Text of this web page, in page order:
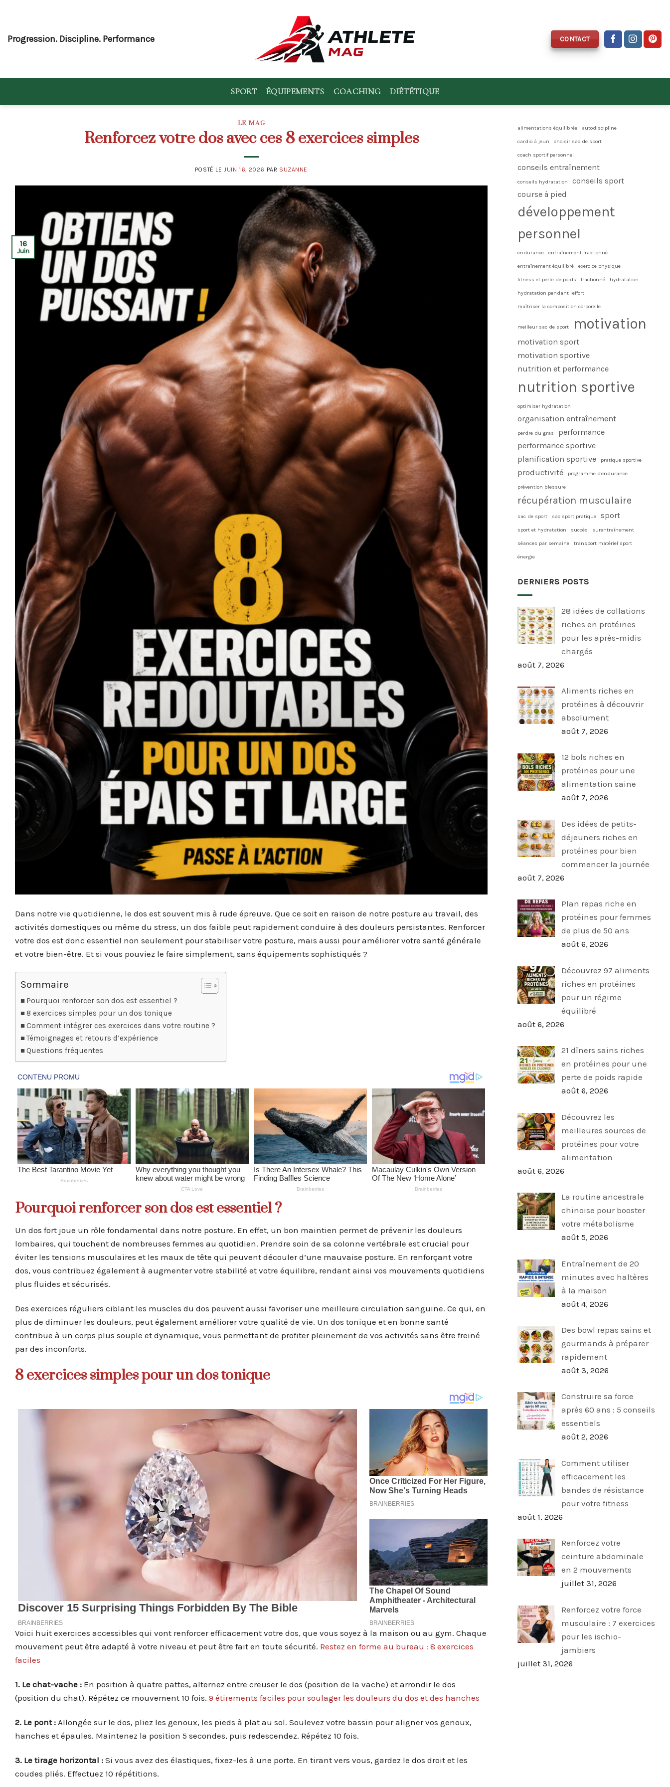
content
Progression. Discipline. Performance CONTACT
SPORT ÉQUIPEMENTS COACHING DIÉTÉTIQUE
LE MAG
Renforcez votre dos avec ces 8 exercices simples
POSTÉ LEJUIN 16, 2026 PAR SUZANNE
16
Juin
Dans notre vie quotidienne, le dos est souvent mis à rude épreuve. Que ce soit en raison de notre posture au travail, des
activités domestiques ou même du stress, un dos faible peut rapidement conduire à des douleurs persistantes. Renforcer
votre dos est donc essentiel non seulement pour stabiliser votre posture, mais aussi pour améliorer votre santé générale
et votre bien-être. Et si vous pouviez le faire simplement, sans équipements sophistiqués ?
Sommaire
Pourquoi renforcer son dos est essentiel ?
8 exercices simples pour un dos tonique
Comment intégrer ces exercices dans votre routine ?
Témoignages et retours d’expérience
Questions fréquentes
Pourquoi renforcer son dos est essentiel ?
Un dos fort joue un rôle fondamental dans notre posture. En effet, un bon maintien permet de prévenir les douleurs
lombaires, qui touchent de nombreuses femmes au quotidien. Prendre soin de sa colonne vertébrale est crucial pour
éviter les tensions musculaires et les maux de tête qui peuvent découler d’une mauvaise posture. En renforçant votre
dos, vous contribuez également à augmenter votre stabilité et votre équilibre, rendant ainsi vos mouvements quotidiens
plus fluides et sécurisés.
Des exercices réguliers ciblant les muscles du dos peuvent aussi favoriser une meilleure circulation sanguine. Ce qui, en
plus de diminuer les douleurs, peut également améliorer votre qualité de vie. Un dos tonique et en bonne santé
contribue à un corps plus souple et dynamique, vous permettant de profiter pleinement de vos activités sans être freiné
par des inconforts.
8 exercices simples pour un dos tonique
Voici huit exercices accessibles qui vont renforcer efficacement votre dos, que vous soyez à la maison ou au gym. Chaque
mouvement peut être adapté à votre niveau et peut être fait en toute sécurité. Restez en forme au bureau : 8 exercices
faciles
1. Le chat-vache : En position à quatre pattes, alternez entre creuser le dos (position de la vache) et arrondir le dos
(position du chat). Répétez ce mouvement 10 fois. 9 étirements faciles pour soulager les douleurs du dos et des hanches
2. Le pont : Allongée sur le dos, pliez les genoux, les pieds à plat au sol. Soulevez votre bassin pour aligner vos genoux,
hanches et épaules. Maintenez la position 5 secondes, puis redescendez. Répétez 10 fois.
3. Le tirage horizontal : Si vous avez des élastiques, fixez-les à une porte. En tirant vers vous, gardez le dos droit et les
coudes pliés. Effectuez 10 répétitions.
alimentations équilibrée autodiscipline
cardio à jeun choisir sac de sport
coach sportif personnel
conseils entraînement
conseils hydratation
conseils sport
course à pied
développement
personnel
endurance entraînement fractionné
entraînement équilibré exercice physique
fitness et perte de poids fractionné hydratation
hydratation pendant l'effort
maîtriser la composition corporelle
meilleur sac de sport motivation
motivation sport
motivation sportive
nutrition et performance
nutrition sportive
optimiser hydratation
organisation entraînement
perdre du gras
performance
performance sportive
planification sportive
pratique sportive
productivité programme d'endurance
prévention blessure
récupération musculaire
sac de sport sac sport pratique sport
sport et hydratation succès surentraînement
séances par semaine transport matériel sport
énergie
DERNIERS POSTS
28 idées de collations
riches en protéines
pour les après-midis
chargés
août 7, 2026
Aliments riches en
protéines à découvrir
absolument
août 7, 2026
12 bols riches en
protéines pour une
alimentation saine
août 7, 2026
Des idées de petits-
déjeuners riches en
protéines pour bien
commencer la journée
août 7, 2026
Plan repas riche en
protéines pour femmes
de plus de 50 ans
août 6, 2026
Découvrez 97 aliments
riches en protéines
pour un régime
équilibré
août 6, 2026
21 dîners sains riches
en protéines pour une
perte de poids rapide
août 6, 2026
Découvrez les
meilleures sources de
protéines pour votre
alimentation
août 6, 2026
La routine ancestrale
chinoise pour booster
votre métabolisme
août 5, 2026
Entraînement de 20
minutes avec haltères
à la maison
août 4, 2026
Des bowl repas sains et
gourmands à préparer
rapidement
août 3, 2026
Construire sa force
après 60 ans : 5 conseils
essentiels
août 2, 2026
Comment utiliser
efficacement les
bandes de résistance
pour votre fitness
août 1, 2026
Renforcez votre
ceinture abdominale
en 2 mouvements
juillet 31, 2026
Renforcez votre force
musculaire : 7 exercices
pour les ischio-
jambiers
juillet 31, 2026